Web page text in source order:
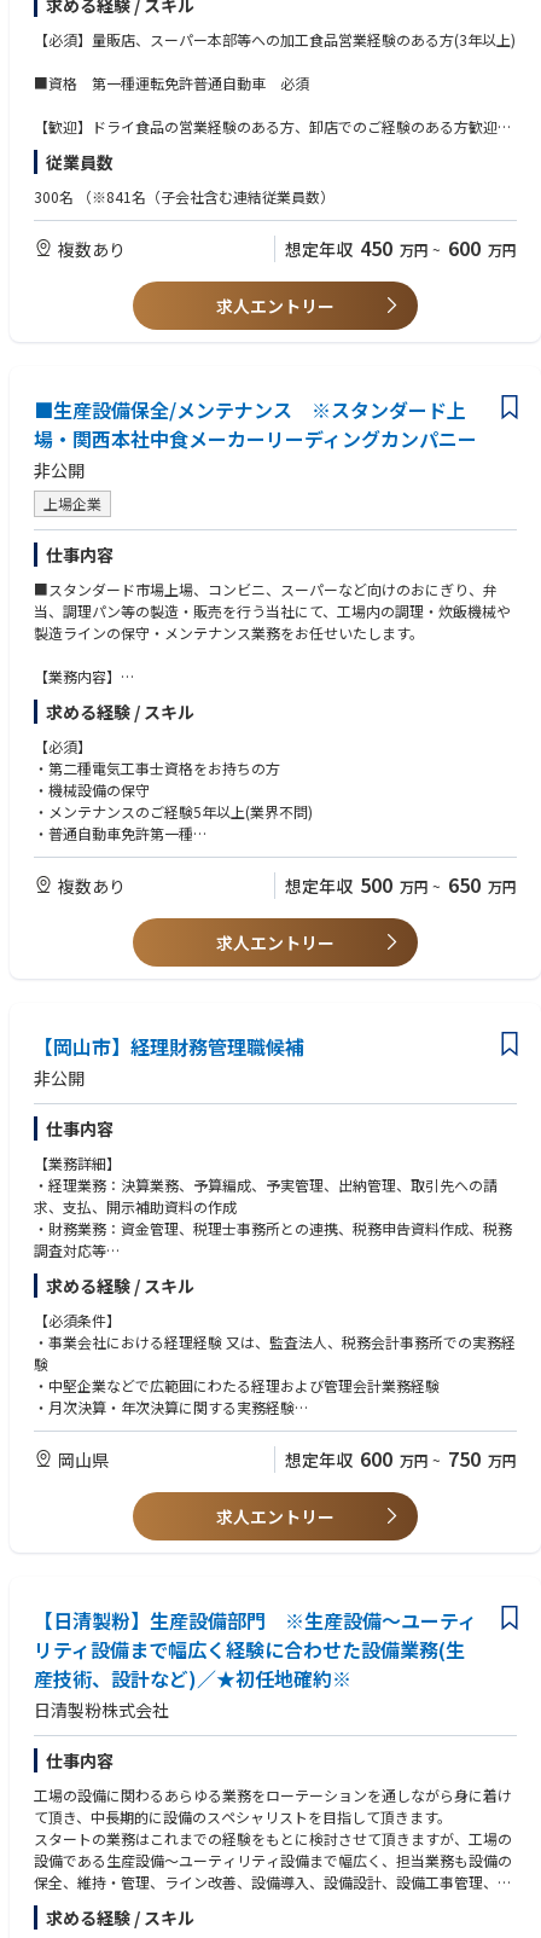
【業務内容】
・担当取引先に対する即席めんの販売提案（定番商品導入、チラシ販促、
・販促プロモーションの企画立案および実施（試食マネキン、チャルメラ
・担当取引先に提案する商品の企画（PB商品、名店監修商品等）。
【主要即席めんブランド】
・チャルメラ
・一平ちゃん
・低糖質麺シリーズ
求める経験 / スキル
【必須】量販店、スーパー本部等への加工食品営業経験のある方(3年以上)
■資格 第一種運転免許普通自動車 必須
【歓迎】ドライ食品の営業経験のある方、卸店でのご経験のある方歓迎
※チームワークを大切にしています。何事にも粘り強く対応し、コミュニ
ケーションを大切にされる方を希望します。
従業員数
300名 （※841名（子会社含む連結従業員数）
複数あり 想定年収 450 万円 ~ 600 万円
求人エントリー
■生産設備保全/メンテナンス ※スタンダード上
場・関西本社中食メーカーリーディングカンパニー
非公開
上場企業
仕事内容
■スタンダード市場上場、コンビニ、スーパーなど向けのおにぎり、弁
当、調理パン等の製造・販売を行う当社にて、工場内の調理・炊飯機械や
製造ラインの保守・メンテナンス業務をお任せいたします。
【業務内容】
・安定した製造環境の構築
・機械設備の導入
・機械設備の保守
・その他、関連業務全般
求める経験 / スキル
【必須】
・第二種電気工事士資格をお持ちの方
・機械設備の保守
・メンテナンスのご経験5年以上(業界不問)
・普通自動車免許第一種
【歓迎】
・大規模工場でのご経験をお持ちの方
複数あり 想定年収 500 万円 ~ 650 万円
求人エントリー
【岡山市】経理財務管理職候補
非公開
仕事内容
【業務詳細】
・経理業務：決算業務、予算編成、予実管理、出納管理、取引先への請
求、支払、開示補助資料の作成
・財務業務：資金管理、税理士事務所との連携、税務申告資料作成、税務
調査対応等
・その他：親会社（上場会社）への報告、監査対応、経理プロセスの効率
化および内部統制の強化支援、業務フローのデジタル化など
・マネジント業務：メンバーの育成、部門間連携の推進
求める経験 / スキル
【必須条件】
・事業会社における経理経験 又は、監査法人、税務会計事務所での実務経
験
・中堅企業などで広範囲にわたる経理および管理会計業務経験
・月次決算・年次決算に関する実務経験
【歓迎要件】
・上場企業での経理実務経験
・ベンチャー／スタートアップ企業の経理部門での勤務経験
・効率的な決算・開示に向けた業務プロセスの企画・改善経験
・日商簿記検定2級以上 ・内部統制（J-SOX）に関する知識・経験
岡山県 想定年収 600 万円 ~ 750 万円
求人エントリー
【日清製粉】生産設備部門 ※生産設備～ユーティ
リティ設備まで幅広く経験に合わせた設備業務(生
産技術、設計など)／★初任地確約※
日清製粉株式会社
仕事内容
工場の設備に関わるあらゆる業務をローテーションを通しながら身に着け
て頂き、中長期的に設備のスペシャリストを目指して頂きます。
スタートの業務はこれまでの経験をもとに検討させて頂きますが、工場の
設備である生産設備～ユーティリティ設備まで幅広く、担当業務も設備の
保全、維持・管理、ライン改善、設備導入、設備設計、設備工事管理、改
修における計画・予算管理、環境＆安全に関する管理・改善など多岐に渡
ります。
求める経験 / スキル